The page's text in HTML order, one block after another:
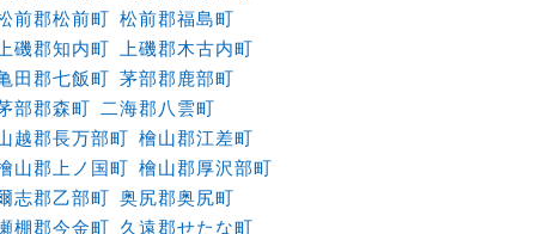
前郡松前町 松前郡福島町
磯郡知内町
上磯郡木古内町
田郡七飯町 茅部郡鹿部町
部郡森町
二海郡八雲町
越郡長万部町 檜山郡江差町
山郡上ノ国町 檜山郡厚沢部町
志郡乙部町 奥尻郡奥尻町
棚郡今金町 久遠郡せたな町